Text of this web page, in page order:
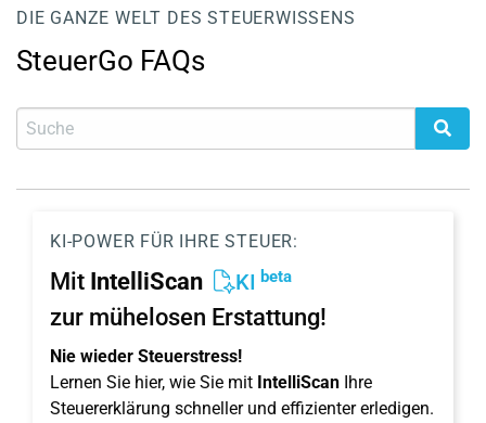
DIE GANZE WELT DES STEUERWISSENS
SteuerGo FAQs
KI-POWER FÜR IHRE STEUER:
Mit IntelliScan KI beta
zur mühelosen Erstattung!
Nie wieder Steuerstress!
Lernen Sie hier, wie Sie mit IntelliScan Ihre
Steuererklärung schneller und effizienter erledigen.